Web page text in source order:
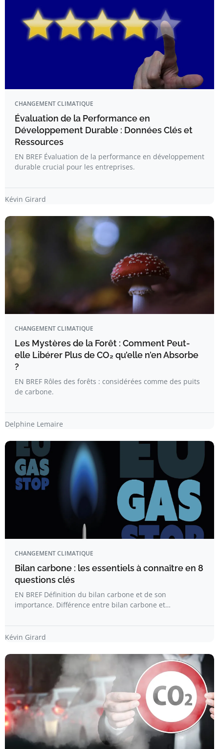
CHANGEMENT CLIMATIQUE
Évaluation de la Performance en
Développement Durable : Données Clés et
Ressources
EN BREF Évaluation de la performance en développement
durable crucial pour les entreprises.
Kévin Girard
CHANGEMENT CLIMATIQUE
Les Mystères de la Forêt : Comment Peut-
elle Libérer Plus de CO₂ qu’elle n’en Absorbe
?
EN BREF Rôles des forêts : considérées comme des puits
de carbone.
Delphine Lemaire
CHANGEMENT CLIMATIQUE
Bilan carbone : les essentiels à connaître en 8
questions clés
EN BREF Définition du bilan carbone et de son
importance. Différence entre bilan carbone et…
Kévin Girard